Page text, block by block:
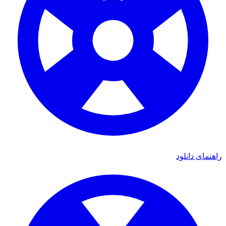
دانلود